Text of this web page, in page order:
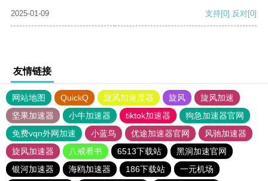
2025-01-09 支持[0] 反对[0]
友情链接
网站地图 QuickQ 旋风加速度器 旋风
旋风加速
坚果加速器
小牛加速器 tiktok加速器
狗急加速器官网
免费vqn外网加速
小蓝鸟 优途加速器官网
风驰加速器
旋风加速器
八戒看书 6513下载站
黑洞加速官网
银河加速器
海鸥加速器 186下载站 一元机场